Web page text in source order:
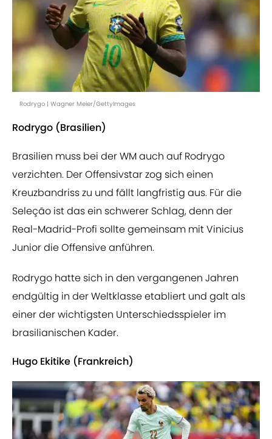
Rodrygo | Wagner Meier/GettyImages
Rodrygo (Brasilien)
Brasilien muss bei der WM auch auf Rodrygo
verzichten. Der Offensivstar zog sich einen
Kreuzbandriss zu und fällt langfristig aus. Für die
Seleção ist das ein schwerer Schlag, denn der
Real-Madrid-Profi sollte gemeinsam mit Vinicius
Junior die Offensive anführen.
Rodrygo hatte sich in den vergangenen Jahren
endgültig in der Weltklasse etabliert und galt als
einer der wichtigsten Unterschiedsspieler im
brasilianischen Kader.
Hugo Ekitike (Frankreich)